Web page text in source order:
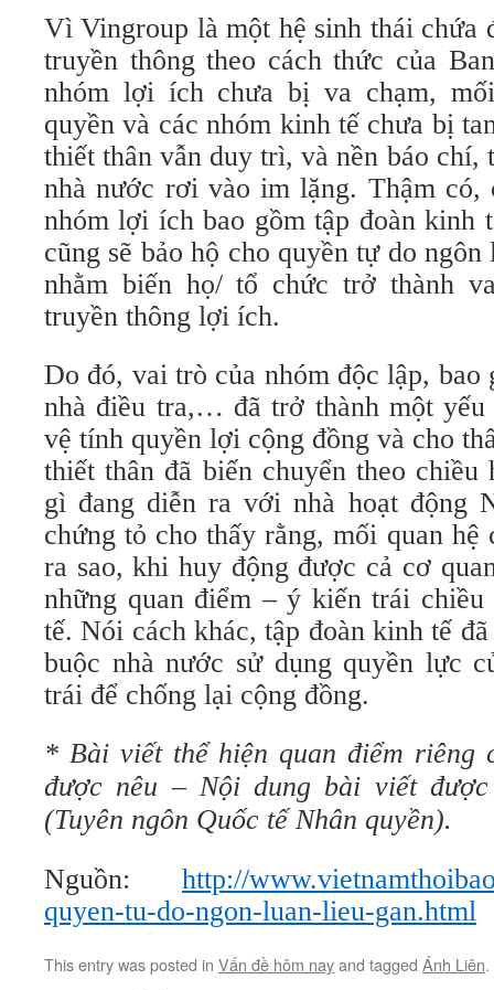
Vì Vingroup là một hệ sinh thái chứa
truyền thông theo cách thức của
nhóm lợi ích chưa bị va chạm,
quyền và các nhóm kinh tế chưa bị
thiết thân vẫn duy trì, và nền báo chí,
nhà nước rơi vào im lặng. Thậm có,
nhóm lợi ích bao gồm tập đoàn kinh
cũng sẽ bảo hộ cho quyền tự do
nhằm biến họ/ tổ chức trở thành
truyền thông lợi ích.
Do đó, vai trò của nhóm độc lập, bao
nhà điều tra,… đã trở thành một yếu
vệ tính quyền lợi cộng đồng và cho
thiết thân đã biến chuyển theo chiều
gì đang diễn ra với nhà hoạt động
chứng tỏ cho thấy rằng, mối quan hệ
ra sao, khi huy động được cả cơ
những quan điểm – ý kiến trái
tế. Nói cách khác, tập đoàn kinh tế
buộc nhà nước sử dụng quyền lực
trái để chống lại cộng đồng.
* Bài viết thể hiện quan điểm riêng
được nêu – Nội dung bài viết
(Tuyên ngôn Quốc tế Nhân quyền).
Nguồn: http://
quyen-tu-do-ngon-luan-lieu-gan.html
This entry was posted in Vấn đề hôm nayand tagged Ánh Liên